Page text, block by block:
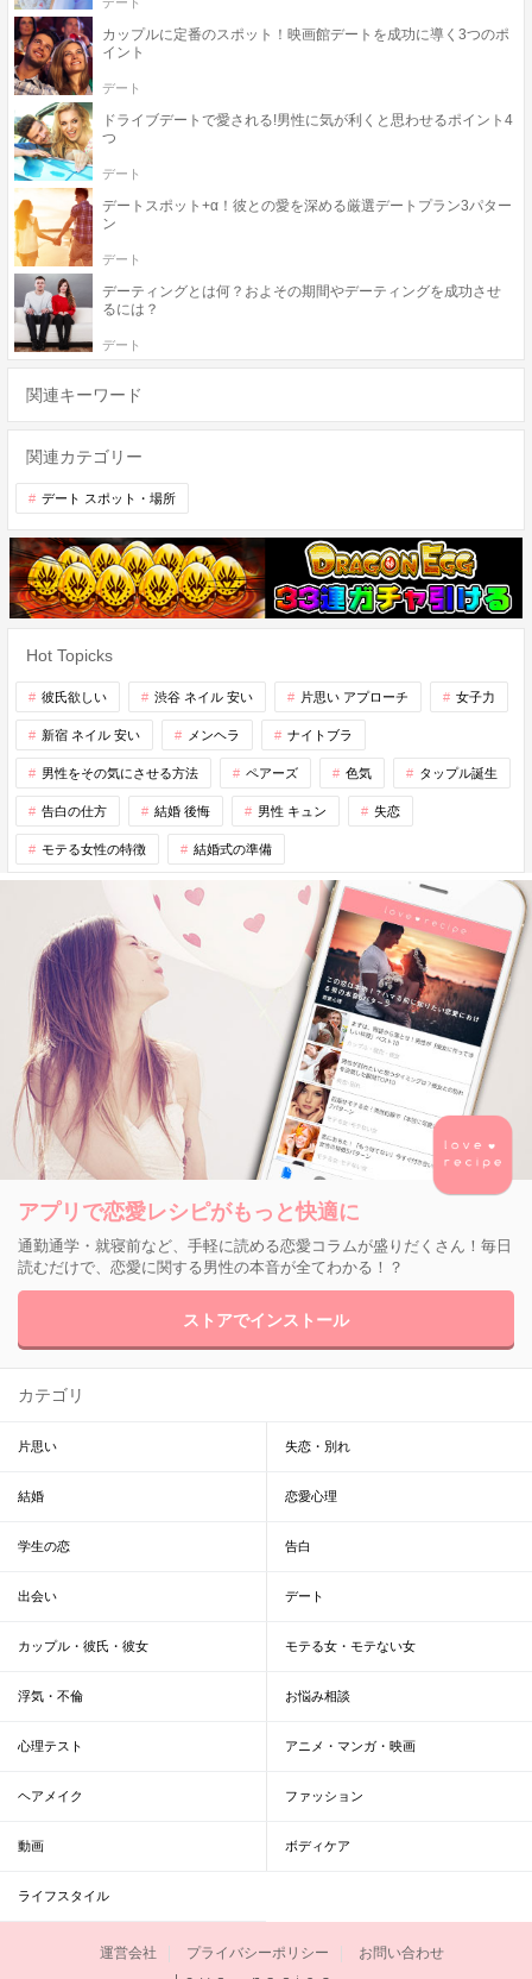
カップルに定番のスポット！映画館デートを成功に導く3つのポ
イント
デート
ドライブデートで愛される!男性に気が利くと思わせるポイント4
つ
デート
デートスポット+α！彼との愛を深める厳選デートプラン3パター
ン
デート
デーティングとは何？およその期間やデーティングを成功させ
るには？
デート
関連キーワード
関連カテゴリー
デート スポット・場所
Hot Topicks
彼氏欲しい 渋谷 ネイル 安い 片思い アプローチ 女子力
新宿 ネイル 安い メンヘラ ナイトブラ
男性をその気にさせる方法 ペアーズ 色気 タップル誕生
告白の仕方 結婚 後悔 男性 キュン 失恋
モテる女性の特徴 結婚式の準備
アプリで恋愛レシピがもっと快適に
通勤通学・就寝前など、手軽に読める恋愛コラムが盛りだくさん！毎日
読むだけで、恋愛に関する男性の本音が全てわかる！？
ストアでインストール
カテゴリ
片思い 失恋・別れ
結婚 恋愛心理
学生の恋 告白
出会い デート
カップル・彼氏・彼女 モテる女・モテない女
浮気・不倫 お悩み相談
心理テスト アニメ・マンガ・映画
ヘアメイク ファッション
動画 ボディケア
ライフスタイル
運営会社 プライバシーポリシー お問い合わせ